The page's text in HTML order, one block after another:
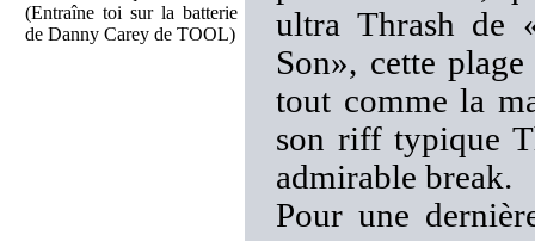
(Entraîne toi sur la batterie
de Danny Carey de TOOL)
ultra Thrash de
Son», cette
tout comme la
son riff typique
admirable break.
Pour une